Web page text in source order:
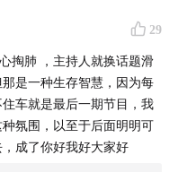
如果只是一
，这提纲已经呼之欲
品经理在做题
29
掏肺 ，主持人就换话题滑
是一种生存智慧，因为每
车就是最后一期节目，我
氛围，以至于后面明明可
成了你好我好大家好